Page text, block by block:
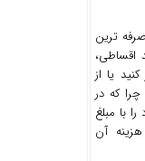
ترین
اقساطی،
یا از
که در
با مبلغ
آن